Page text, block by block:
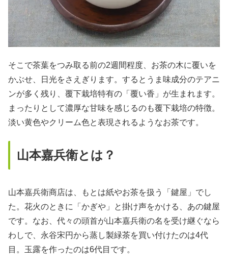
そこで茶葉をつみ取る前の2週間程度、お茶の木に覆いを
かぶせ、日光をさえぎります。するとうま味成分のテアニ
ンが多く残り、覆下栽培特有の「覆い香」が生まれます。
まったりとして濃厚な甘味を感じるのも覆下栽培の特徴。
淡い黄色やクリーム色と表現されるようなお茶です。
山本嘉兵衛とは？
山本嘉兵衛商店は、もとは紙やお茶を扱う「鍵屋」でし
た。花火のときに「かぎや」と掛け声をかける、あの鍵屋
です。なお、代々の頭首が山本嘉兵衛の名を受け継ぐなら
わしで、永谷宋円から蒸し製緑茶を買い付けたのは4代
目。玉露を作ったのは6代目です。